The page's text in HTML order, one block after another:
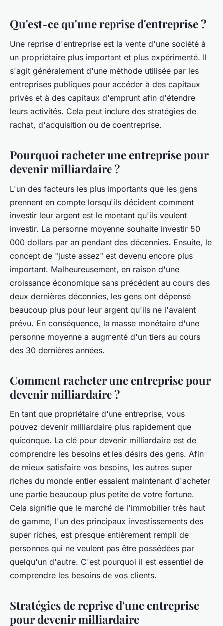
Qu'est-ce qu'une reprise d'entreprise ?
Une reprise d'entreprise est la vente d'une société à
un propriétaire plus important et plus expérimenté. Il
s'agit généralement d'une méthode utilisée par les
entreprises publiques pour accéder à des capitaux
privés et à des capitaux d'emprunt afin d'étendre
leurs activités. Cela peut inclure des stratégies de
rachat, d'acquisition ou de coentreprise.
Pourquoi racheter une entreprise pour
devenir milliardaire ?
L'un des facteurs les plus importants que les gens
prennent en compte lorsqu'ils décident comment
investir leur argent est le montant qu'ils veulent
investir. La personne moyenne souhaite investir 50
000 dollars par an pendant des décennies. Ensuite, le
concept de "juste assez" est devenu encore plus
important. Malheureusement, en raison d'une
croissance économique sans précédent au cours des
deux dernières décennies, les gens ont dépensé
beaucoup plus pour leur argent qu'ils ne l'avaient
prévu. En conséquence, la masse monétaire d'une
personne moyenne a augmenté d'un tiers au cours
des 30 dernières années.
Comment racheter une entreprise pour
devenir milliardaire ?
En tant que propriétaire d'une entreprise, vous
pouvez devenir milliardaire plus rapidement que
quiconque. La clé pour devenir milliardaire est de
comprendre les besoins et les désirs des gens. Afin
de mieux satisfaire vos besoins, les autres super
riches du monde entier essaient maintenant d'acheter
une partie beaucoup plus petite de votre fortune.
Cela signifie que le marché de l'immobilier très haut
de gamme, l'un des principaux investissements des
super riches, est presque entièrement rempli de
personnes qui ne veulent pas être possédées par
quelqu'un d'autre. C'est pourquoi il est essentiel de
comprendre les besoins de vos clients.
Stratégies de reprise d'une entreprise
pour devenir milliardaire